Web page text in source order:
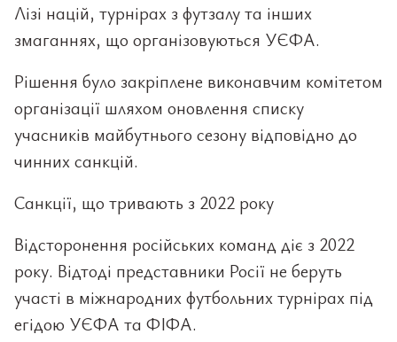
Лізі націй, турнірах з футзалу та інших
змаганнях, що організовуються УЄФА.
Рішення було закріплене виконавчим комітетом
організації шляхом оновлення списку
учасників майбутнього сезону відповідно до
чинних санкцій.
Санкції, що тривають з 2022 року
Відсторонення російських команд діє з 2022
року. Відтоді представники Росії не беруть
участі в міжнародних футбольних турнірах під
егідою УЄФА та ФІФА.